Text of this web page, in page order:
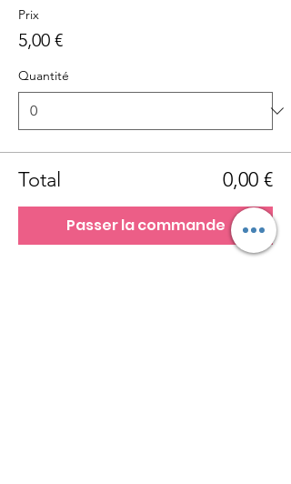
Prix
5,00 €
Quantité
Total 0,00 €
Passer la commande